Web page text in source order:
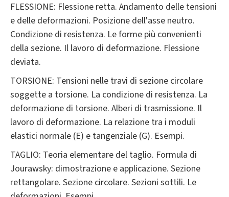
FLESSIONE: Flessione retta. Andamento delle tensioni
e delle deformazioni. Posizione dell'asse neutro.
Condizione di resistenza. Le forme più convenienti
della sezione. Il lavoro di deformazione. Flessione
deviata.
TORSIONE: Tensioni nelle travi di sezione circolare
soggette a torsione. La condizione di resistenza. La
deformazione di torsione. Alberi di trasmissione. Il
lavoro di deformazione. La relazione tra i moduli
elastici normale (E) e tangenziale (G). Esempi.
TAGLIO: Teoria elementare del taglio. Formula di
Jourawsky: dimostrazione e applicazione. Sezione
rettangolare. Sezione circolare. Sezioni sottili. Le